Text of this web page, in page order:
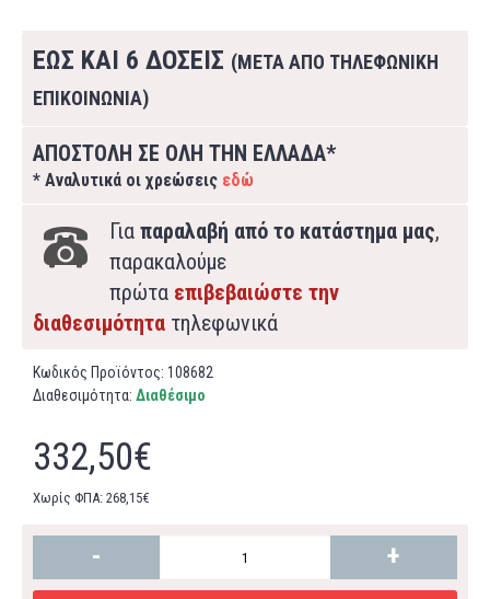
ΕΩΣ ΚΑΙ 6 ΔΟΣΕΙΣ (ΜΕΤΑ ΑΠΟ ΤΗΛΕΦΩΝΙΚΗ
ΕΠΙΚΟΙΝΩΝΙΑ)
ΑΠΟΣΤΟΛΗ ΣΕ ΟΛΗ ΤΗΝ ΕΛΛΑΔΑ*
* Αναλυτικά οι χρεώσεις εδώ
Για παραλαβή από το κατάστημα μας,
παρακαλούμε
πρώτα επιβεβαιώστε την
διαθεσιμότητα τηλεφωνικά
Κωδικός Προϊόντος: 108682
Διαθεσιμότητα: Διαθέσιμο
332,50€
Χωρίς ΦΠΑ: 268,15€
- +